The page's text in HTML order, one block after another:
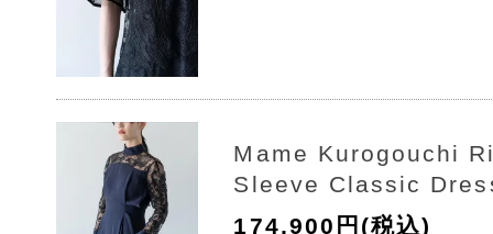
Mame Kurogouchi
Sleeve Classic
174,900円(税込)